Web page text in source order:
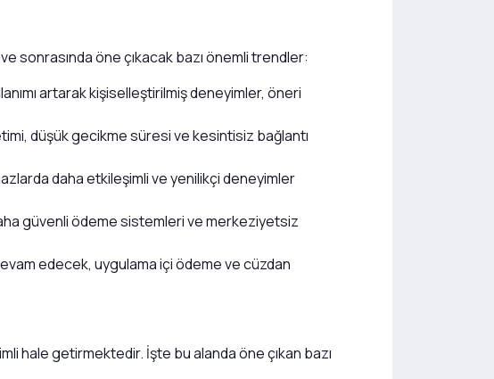
sonrasında öne çıkacak bazı önemli trendler:
artarak kişiselleştirilmiş deneyimler, öneri
düşük gecikme süresi ve kesintisiz bağlantı
daha etkileşimli ve yenilikçi deneyimler
güvenli ödeme sistemleri ve merkeziyetsiz
edecek, uygulama içi ödeme ve cüzdan
hale getirmektedir. İşte bu alanda öne çıkan bazı